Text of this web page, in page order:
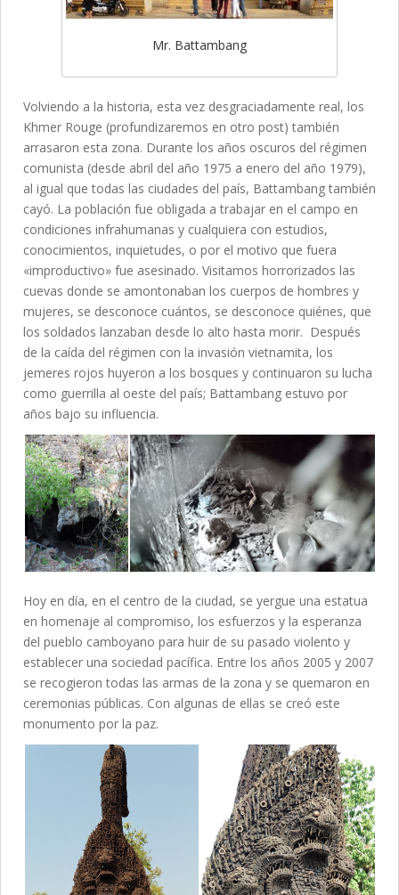
Mr. Battambang
Volviendo a la historia, esta vez desgraciadamente real, los
Khmer Rouge (profundizaremos en otro post) también
arrasaron esta zona. Durante los años oscuros del régimen
comunista (desde abril del año 1975 a enero del año 1979),
al igual que todas las ciudades del país, Battambang también
cayó. La población fue obligada a trabajar en el campo en
condiciones infrahumanas y cualquiera con estudios,
conocimientos, inquietudes, o por el motivo que fuera
«improductivo» fue asesinado. Visitamos horrorizados las
cuevas donde se amontonaban los cuerpos de hombres y
mujeres, se desconoce cuántos, se desconoce quiénes, que
los soldados lanzaban desde lo alto hasta morir. Después
de la caída del régimen con la invasión vietnamita, los
jemeres rojos huyeron a los bosques y continuaron su lucha
como guerrilla al oeste del país; Battambang estuvo por
años bajo su influencia.
Hoy en día, en el centro de la ciudad, se yergue una estatua
en homenaje al compromiso, los esfuerzos y la esperanza
del pueblo camboyano para huir de su pasado violento y
establecer una sociedad pacífica. Entre los años 2005 y 2007
se recogieron todas las armas de la zona y se quemaron en
ceremonias públicas. Con algunas de ellas se creó este
monumento por la paz.